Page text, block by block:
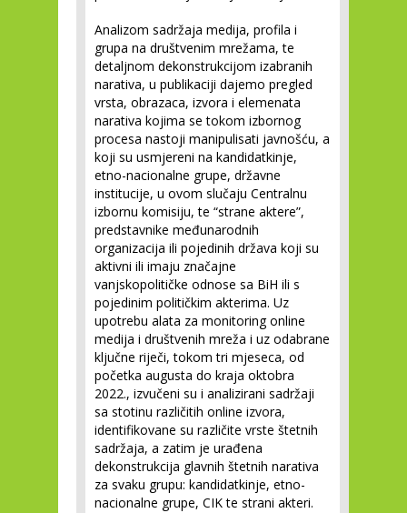
Analizom sadržaja medija, profila i
grupa na društvenim mrežama, te
detaljnom dekonstrukcijom izabranih
narativa, u publikaciji dajemo pregled
vrsta, obrazaca, izvora i elemenata
narativa kojima se tokom izbornog
procesa nastoji manipulisati javnošću, a
koji su usmjereni na kandidatkinje,
etno-nacionalne grupe, državne
institucije, u ovom slučaju Centralnu
izbornu komisiju, te “strane aktere”,
predstavnike međunarodnih
organizacija ili pojedinih država koji su
aktivni ili imaju značajne
vanjskopolitičke odnose sa BiH ili s
pojedinim političkim akterima. Uz
upotrebu alata za monitoring online
medija i društvenih mreža i uz odabrane
ključne riječi, tokom tri mjeseca, od
početka augusta do kraja oktobra
2022., izvučeni su i analizirani sadržaji
sa stotinu različitih online izvora,
identifikovane su različite vrste štetnih
sadržaja, a zatim je urađena
dekonstrukcija glavnih štetnih narativa
za svaku grupu: kandidatkinje, etno-
nacionalne grupe, CIK te strani akteri.